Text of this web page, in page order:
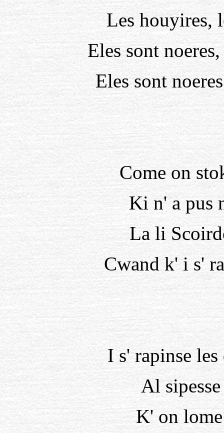
Les houyires,
Eles sont
Eles sont
Come on
Ki n' a pus
La li
Cwand k' i s'
I s' rapinse les
Al sipesse
K' on